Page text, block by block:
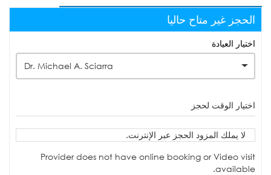
الحجز غير متاح حاليا
اختيار العيادة
Dr. Michael A. Sciarra
اختيار الوقت لحجز
لا يملك المزود الحجز عبر الإنترنت.
Provider does not have online booking or Video visit
available.